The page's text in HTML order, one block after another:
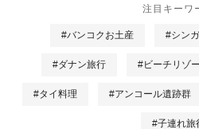
注目キーワ
#バンコクお土産 #シン
#ダナン旅行 #ビーチリゾ
#タイ料理 #アンコール遺跡群
#子連れ旅